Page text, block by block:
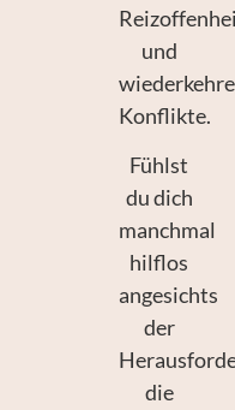
und
Konflikte.
Fühlst
du dich
manchmal
hilflos
angesichts
der
die